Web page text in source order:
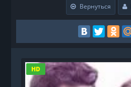
Вернуться
HD